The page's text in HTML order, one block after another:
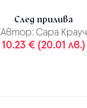
След прилива
Автор: Сара Крауч
10.23 € (20.01 лв.)